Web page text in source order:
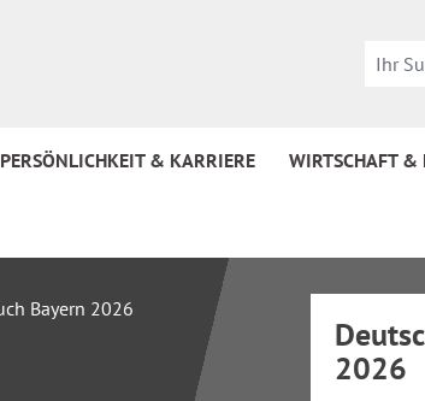
PERSÖNLICHKEIT & KARRIERE WIRTSCHAFT
2026